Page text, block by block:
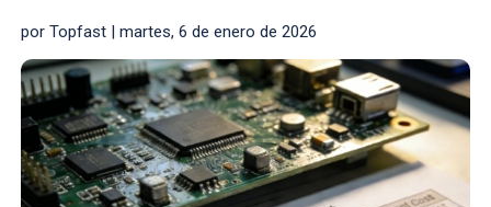
por Topfast | martes, 6 de enero de 2026